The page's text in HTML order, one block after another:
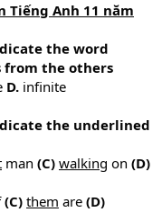
Tiếng Anh 11 năm
the word
the others
D. infnite
the underlined
man (C) walking on (D)
(C) them are (D)